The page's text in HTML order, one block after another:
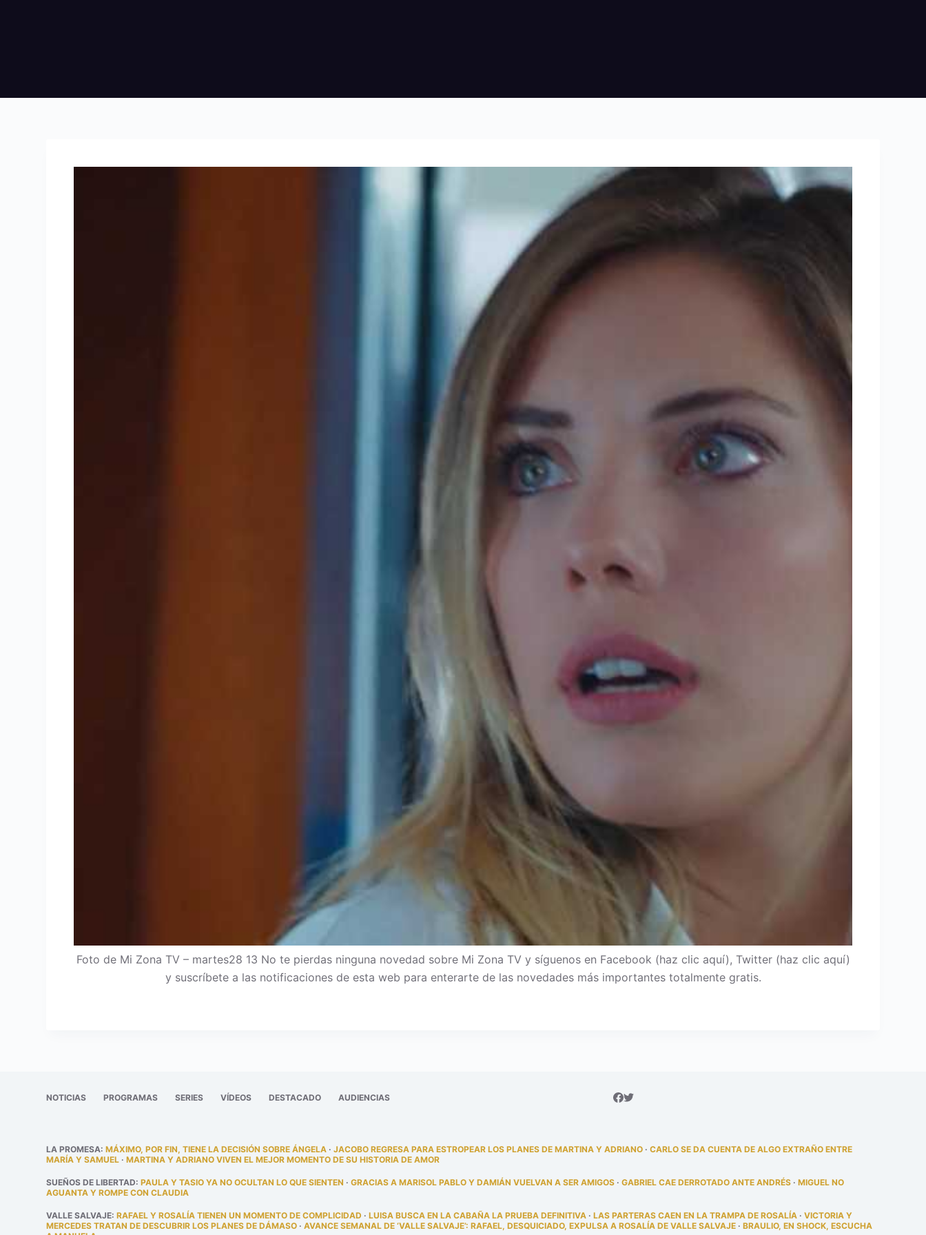
Foto de Mi Zona TV – martes28 13 No te pierdas ninguna novedad sobre Mi Zona TV y síguenos en Facebook (haz clic aquí), Twitter (haz clic aquí)
y suscríbete a las notificaciones de esta web para enterarte de las novedades más importantes totalmente gratis.
NOTICIAS PROGRAMAS SERIES VÍDEOS DESTACADO AUDIENCIAS
LA PROMESA:MÁXIMO, POR FIN, TIENE LA DECISIÓN SOBRE ÁNGELA ·JACOBO REGRESA PARA ESTROPEAR LOS PLANES DE MARTINA Y ADRIANO ·CARLO SE DA CUENTA DE ALGO EXTRAÑO ENTRE
MARÍA Y SAMUEL ·MARTINA Y ADRIANO VIVEN EL MEJOR MOMENTO DE SU HISTORIA DE AMOR
SUEÑOS DE LIBERTAD:PAULA Y TASIO YA NO OCULTAN LO QUE SIENTEN ·GRACIAS A MARISOL PABLO Y DAMIÁN VUELVAN A SER AMIGOS ·GABRIEL CAE DERROTADO ANTE ANDRÉS ·MIGUEL NO
AGUANTA Y ROMPE CON CLAUDIA
VALLE SALVAJE:RAFAEL Y ROSALÍA TIENEN UN MOMENTO DE COMPLICIDAD ·LUISA BUSCA EN LA CABAÑA LA PRUEBA DEFINITIVA ·LAS PARTERAS CAEN EN LA TRAMPA DE ROSALÍA ·VICTORIA Y
MERCEDES TRATAN DE DESCUBRIR LOS PLANES DE DÁMASO ·AVANCE SEMANAL DE ‘VALLE SALVAJE’: RAFAEL, DESQUICIADO, EXPULSA A ROSALÍA DE VALLE SALVAJE ·BRAULIO, EN SHOCK, ESCUCHA